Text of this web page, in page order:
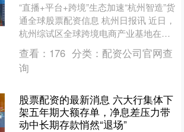
“直播+平台+跨境”生态加速“杭州智造”货
通全球股票配资信息 杭州日报讯 近日，
杭州综试区全球跨境电商产业基地在滨
江阿里中心正式启动，杭州跨境电商产
业迎来新一轮....
查看： 176 分类： 配资公司官网查
询
股票配资的最新消息 六大行集体下
架五年期大额存单，净息差压力带
动中长期存款悄然“退场”